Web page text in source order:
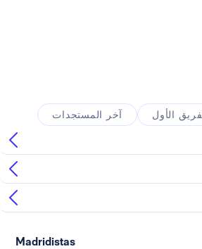
آخر المستجدات
Madridistas